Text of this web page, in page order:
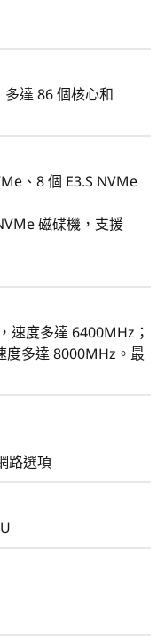
Xeon® 6 處理
進的儲存架構，
寬 GPU，並提供
確保快速、低延
性而打造，可輕
。它具備高達 14
插槽，提供無
XClarity 採用 AI
時間並提升營運
V4 伺服器配備
機或雲端基礎架
。XClarity One
達 86 個核心和
、8 個 E3.S NVMe
磁碟機，支援
速度多達 6400MHz；
度多達 8000MHz。最
路選項